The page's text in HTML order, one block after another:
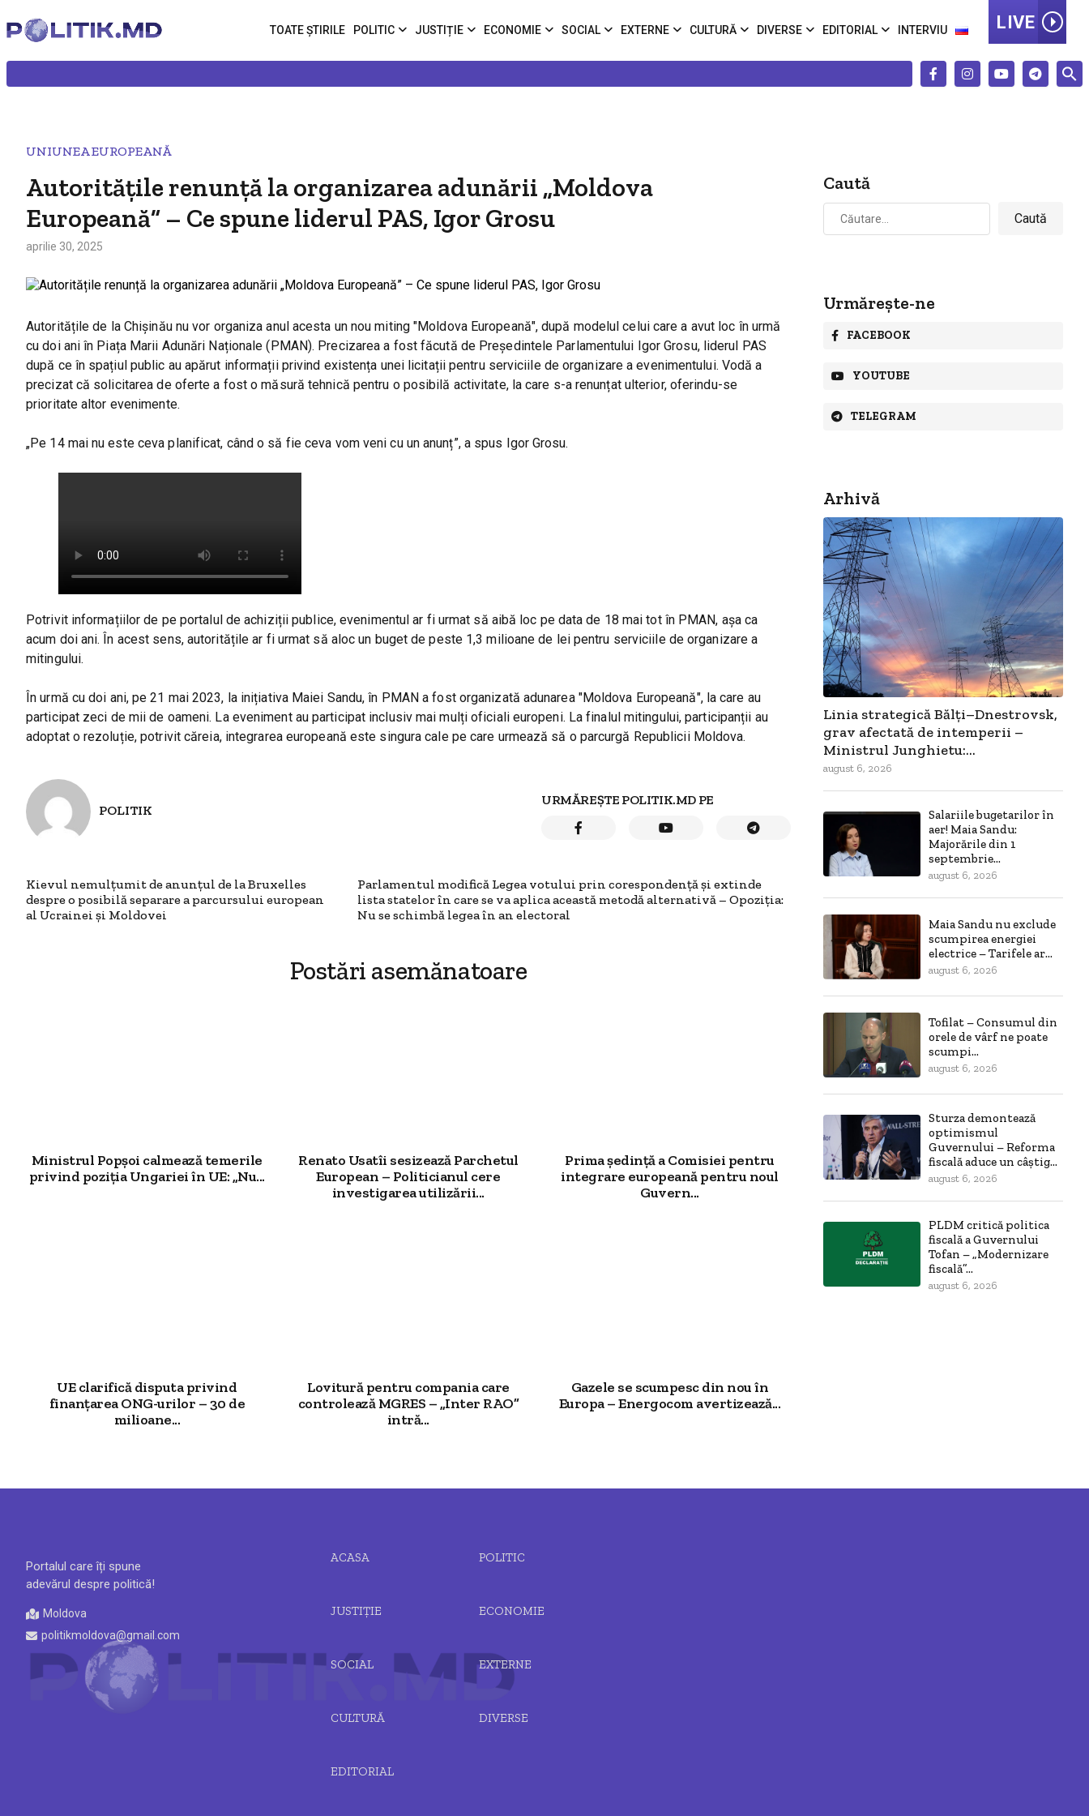
TOATE ȘTIRILE POLITIC JUSTIȚIE ECONOMIE SOCIAL EXTERNE CULTURĂ DIVERSE EDITORIAL INTERVIU LIVE
UNIUNEA EUROPEANĂ
Autoritățile renunță la organizarea adunării „Moldova
Europeană” – Ce spune liderul PAS, Igor Grosu
aprilie 30, 2025
Autoritățile de la Chișinău nu vor organiza anul acesta un nou miting "Moldova Europeană", după modelul celui care a avut loc în urmă
cu doi ani în Piața Marii Adunări Naționale (PMAN). Precizarea a fost făcută de Președintele Parlamentului Igor Grosu, liderul PAS
după ce în spațiul public au apărut informații privind existența unei licitații pentru serviciile de organizare a evenimentului. Vodă a
precizat că solicitarea de oferte a fost o măsură tehnică pentru o posibilă activitate, la care s-a renunțat ulterior, oferindu-se
prioritate altor evenimente.
„Pe 14 mai nu este ceva planificat, când o să fie ceva vom veni cu un anunț”, a spus Igor Grosu.
Potrivit informațiilor de pe portalul de achiziții publice, evenimentul ar fi urmat să aibă loc pe data de 18 mai tot în PMAN, așa ca
acum doi ani. În acest sens, autoritățile ar fi urmat să aloc un buget de peste 1,3 milioane de lei pentru serviciile de organizare a
mitingului.
În urmă cu doi ani, pe 21 mai 2023, la inițiativa Maiei Sandu, în PMAN a fost organizată adunarea "Moldova Europeană", la care au
participat zeci de mii de oameni. La eveniment au participat inclusiv mai mulți oficiali europeni. La finalul mitingului, participanții au
adoptat o rezoluție, potrivit căreia, integrarea europeană este singura cale pe care urmează să o parcurgă Republicii Moldova.
POLITIK
URMĂREȘTE POLITIK.MD PE
Kievul nemulțumit de anunțul de la Bruxelles
despre o posibilă separare a parcursului european
al Ucrainei și Moldovei
Parlamentul modifică Legea votului prin corespondență și extinde
lista statelor în care se va aplica această metodă alternativă – Opoziția:
Nu se schimbă legea în an electoral
Postări asemănatoare
Ministrul Popșoi calmează temerile
privind poziția Ungariei în UE: „Nu...
Renato Usatîi sesizează Parchetul
European – Politicianul cere
investigarea utilizării...
Prima ședință a Comisiei pentru
integrare europeană pentru noul
Guvern...
UE clarifică disputa privind
finanțarea ONG-urilor – 30 de
milioane...
Lovitură pentru compania care
controlează MGRES – „Inter RAO”
intră...
Gazele se scumpesc din nou în
Europa – Energocom avertizează...
Caută
Caută
după:
Urmărește-ne
FACEBOOK
YOUTUBE
TELEGRAM
Arhivă
Linia strategică Bălți–Dnestrovsk,
grav afectată de intemperii –
Ministrul Junghietu:...
august 6, 2026
Salariile bugetarilor în
aer! Maia Sandu:
Majorările din 1
septembrie...
august 6, 2026
Maia Sandu nu exclude
scumpirea energiei
electrice – Tarifele ar...
august 6, 2026
Tofilat – Consumul din
orele de vârf ne poate
scumpi...
august 6, 2026
Sturza demontează
optimismul
Guvernului – Reforma
fiscală aduce un câștig...
august 6, 2026
PLDM critică politica
fiscală a Guvernului
Tofan – „Modernizare
fiscală”...
august 6, 2026
Portalul care îți spune
adevărul despre politică!
Moldova
politikmoldova@gmail.com
ACASA POLITIC
JUSTIȚIE ECONOMIE
SOCIAL EXTERNE
CULTURĂ DIVERSE
EDITORIAL